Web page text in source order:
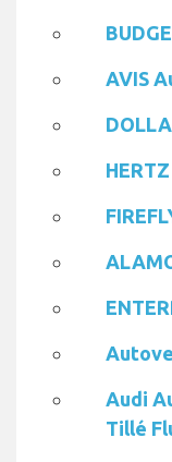
AVIS
Audi
Tillé